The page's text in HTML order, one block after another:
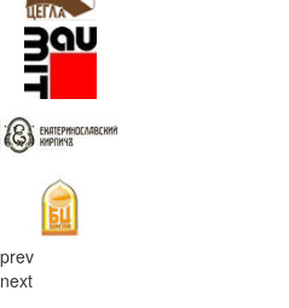
prev
next